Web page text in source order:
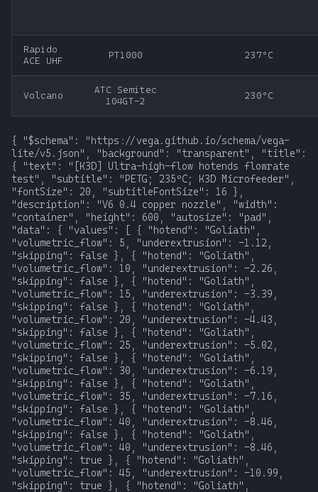
Rapido
ACE UHF
PT1000 237ºC
Volcano
ATC Semitec
104GT-2
230ºC
{ "$schema": "https://vega.github.io/schema/vega-lite/v5.json", "background": "transparent", "title": { "text": "[K3D] Ultra-high-flow hotends flowrate test", "subtitle": "PETG; 235ºC; K3D Microfeeder", "fontSize": 20, "subtitleFontSize": 16 }, "description": "V6 0.4 copper nozzle", "width": "container", "height": 600, "autosize": "pad", "data": { "values": [ { "hotend": "Goliath", "volumetric_flow": 5, "underextrusion": -1.12, "skipping": false }, { "hotend": "Goliath", "volumetric_flow": 10, "underextrusion": -2.26, "skipping": false }, { "hotend": "Goliath", "volumetric_flow": 15, "underextrusion": -3.39, "skipping": false }, { "hotend": "Goliath", "volumetric_flow": 20, "underextrusion": -4.43, "skipping": false }, { "hotend": "Goliath", "volumetric_flow": 25, "underextrusion": -5.02, "skipping": false }, { "hotend": "Goliath", "volumetric_flow": 30, "underextrusion": -6.19, "skipping": false }, { "hotend": "Goliath", "volumetric_flow": 35, "underextrusion": -7.16, "skipping": false }, { "hotend": "Goliath", "volumetric_flow": 40, "underextrusion": -8.46, "skipping": false }, { "hotend": "Goliath", "volumetric_flow": 40, "underextrusion": -8.46, "skipping": true }, { "hotend": "Goliath", "volumetric_flow": 45, "underextrusion": -10.99, "skipping": true }, { "hotend": "Goliath", "volumetric_flow": 50, "underextrusion": -100, "skipping": true }, { "hotend": "Goliath + ext", "volumetric_flow": 5, "underextrusion": -1.43, "skipping": false }, { "hotend": "Goliath + ext", "volumetric_flow": 10, "underextrusion": -1.74, "skipping": false }, { "hotend": "Goliath + ext", "volumetric_flow": 15, "underextrusion": -2.84, "skipping": false }, { "hotend": "Goliath + ext", "volumetric_flow": 20, "underextrusion": -4.81, "skipping": false }, { "hotend": "Goliath + ext", "volumetric_flow": 25, "underextrusion": -5.01, "skipping": false }, { "hotend": "Goliath + ext", "volumetric_flow": 30, "underextrusion": -5.95, "skipping": false }, { "hotend": "Goliath + ext", "volumetric_flow": 30, "underextrusion": -5.95, "skipping": true }, { "hotend": "Goliath + ext", "volumetric_flow": 35, "underextrusion": -7.92, "skipping": true }, { "hotend": "Goliath + ext", "volumetric_flow": 40, "underextrusion": -7.69, "skipping": true }, { "hotend": "Goliath + ext", "volumetric_flow": 45, "underextrusion": -11.86, "skipping": true }, { "hotend": "CHC XL", "volumetric_flow": 5, "underextrusion": -1.26, "skipping": false }, { "hotend": "CHC XL", "volumetric_flow": 10, "underextrusion": -2.49, "skipping": false }, { "hotend": "CHC XL", "volumetric_flow": 15, "underextrusion": -3.94, "skipping": false }, { "hotend": "CHC XL", "volumetric_flow": 20, "underextrusion": -4.65, "skipping": false }, { "hotend": "CHC XL", "volumetric_flow": 25, "underextrusion": -5.46, "skipping": false }, { "hotend": "CHC XL", "volumetric_flow": 30, "underextrusion": -7.24, "skipping": false }, { "hotend": "CHC XL", "volumetric_flow": 35, "underextrusion": -8.53, "skipping": false }, { "hotend": "CHC XL", "volumetric_flow": 40, "underextrusion": -9.85, "skipping": false }, { "hotend": "CHC XL", "volumetric_flow": 40, "underextrusion": -9.85, "skipping": true }, { "hotend": "CHC XL", "volumetric_flow": 45, "underextrusion": -12.28, "skipping": true }, { "hotend": "CHC XL", "volumetric_flow": 50, "underextrusion": -18.35, "skipping": true }, { "hotend": "CHC XL + ext", "volumetric_flow": 5, "underextrusion": -0.81, "skipping": false }, { "hotend": "CHC XL + ext", "volumetric_flow": 10, "underextrusion": -1.78, "skipping": false }, { "hotend": "CHC XL + ext", "volumetric_flow": 15, "underextrusion": -3.3, "skipping": false }, { "hotend": "CHC XL + ext", "volumetric_flow": 20, "underextrusion": -4.26, "skipping": false }, { "hotend": "CHC XL + ext", "volumetric_flow": 25, "underextrusion": -5.4, "skipping": false }, { "hotend": "CHC XL + ext", "volumetric_flow": 30, "underextrusion": -6.53, "skipping": false }, { "hotend": "CHC XL + ext", "volumetric_flow": 35, "underextrusion": -6.72, "skipping": false }, { "hotend": "CHC XL + ext", "volumetric_flow": 40, "underextrusion": -7.4, "skipping": false }, { "hotend": "CHC XL + ext", "volumetric_flow": 40, "underextrusion": -7.4, "skipping": true }, { "hotend": "CHC XL + ext", "volumetric_flow": 45, "underextrusion": -9.47, "skipping": true }, { "hotend": "CHC XL + ext", "volumetric_flow": 50, "underextrusion": -17.67, "skipping": true }, { "hotend": "Rapido ACE HF", "volumetric_flow": 5, "underextrusion": -1.23, "skipping": false }, { "hotend": "Rapido ACE HF", "volumetric_flow": 10, "underextrusion": -2.0, "skipping": false }, { "hotend": "Rapido ACE HF", "volumetric_flow": 15, "underextrusion": -3.36, "skipping": false }, { "hotend": "Rapido ACE HF", "volumetric_flow": 20, "underextrusion": -5.2, "skipping": false }, { "hotend": "Rapido ACE HF", "volumetric_flow": 25, "underextrusion": -7.11, "skipping": false }, { "hotend": "Rapido ACE HF", "volumetric_flow": 25, "underextrusion": -7.11, "skipping": true }, { "hotend": "Rapido ACE HF", "volumetric_flow": 30, "underextrusion": -10.34, "skipping": true }, { "hotend": "Rapido ACE HF", "volumetric_flow": 35, "underextrusion": -21.36, "skipping": true }, { "hotend": "Rapido ACE UHF", "volumetric_flow": 5, "underextrusion": -1.78, "skipping": false }, { "hotend": "Rapido ACE UHF", "volumetric_flow": 10, "underextrusion": -3.07, "skipping": false }, { "hotend": "Rapido ACE UHF", "volumetric_flow": 15, "underextrusion": -4.14, "skipping": false }, { "hotend": "Rapido ACE UHF", "volumetric_flow": 20, "underextrusion": -5.46, "skipping": false }, { "hotend": "Rapido ACE UHF", "volumetric_flow": 25, "underextrusion": -6.91, "skipping": false }, { "hotend": "Rapido ACE UHF", "volumetric_flow": 30, "underextrusion": -8.76, "skipping": false }, { "hotend": "Rapido ACE UHF", "volumetric_flow": 35, "underextrusion": -10.69, "skipping": false }, { "hotend": "Rapido ACE UHF", "volumetric_flow": 35, "underextrusion": -10.69, "skipping": true }, { "hotend": "Rapido ACE UHF", "volumetric_flow": 40, "underextrusion": -22.04, "skipping": true }, { "hotend": "Volcano", "volumetric_flow": 5, "underextrusion": -2.26, "skipping": false }, { "hotend": "Volcano", "volumetric_flow": 10, "underextrusion": -3.55, "skipping": false }, { "hotend": "Volcano", "volumetric_flow": 15, "underextrusion": -4.23, "skipping": false }, { "hotend": "Volcano", "volumetric_flow": 20, "underextrusion": -4.78, "skipping": false }, { "hotend": "Volcano", "volumetric_flow": 25, "underextrusion": -9.27, "skipping": false }, { "hotend": "Volcano", "volumetric_flow": 25, "underextrusion": -9.27, "skipping": true }, { "hotend": "Volcano", "volumetric_flow": 30, "underextrusion": -25.2, "skipping": true } ] }, "layer": [ { "mark": { "type": "line", "point": {"size": 100}, "clip": true, "strokeWidth": 3, "tooltip": true }, "encoding": { "x": { "field": "volumetric_flow", "type": "quantitative",